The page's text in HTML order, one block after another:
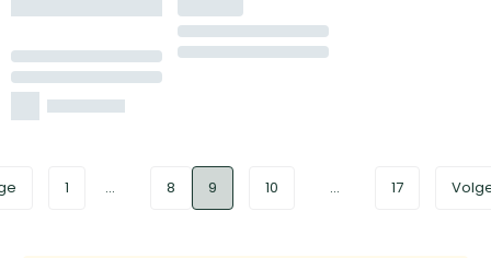
1 ... 8 9 10 ... 17